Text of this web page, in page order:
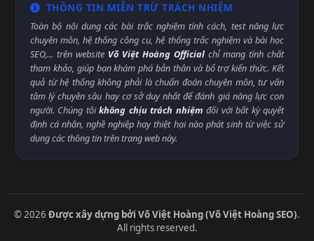
THÔNG TIN MIỄN TRỪ TRÁCH NHIỆM
Toàn bộ nội dung các bài trắc nghiệm tính cách, test năng lực
chuyên môn, hệ thống công cụ, hệ thống trắc nghiệm và bài học
SEO,... trên website Võ Việt Hoàng Official chỉ mang tính chất
tham khảo, giúp bạn khám phá bản thân và bổ trợ kiến thức. Kết
quả từ hệ thống không phải là chuẩn đoán chuyên môn, tư vấn
tâm lý chuyên sâu hay cơ sở duy nhất để đánh giá năng lực con
người. Chúng tôikhông chịu trách nhiệm đối với bất kỳ quyết
định cá nhân, nghề nghiệp hay thiệt hại nào phát sinh từ việc sử
dụng các thông tin trên trang web này.
© 2026 Được xây dựng bởi Võ Việt Hoàng (Võ Việt Hoàng SEO).
All rights reserved.